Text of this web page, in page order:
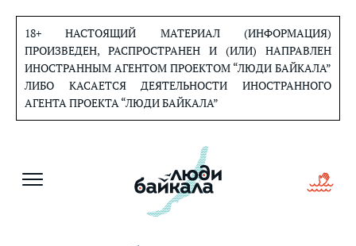
содержанию
18+ НАСТОЯЩИЙ МАТЕРИАЛ (ИНФОРМАЦИЯ)
ПРОИЗВЕДЕН, РАСПРОСТРАНЕН И (ИЛИ) НАПРАВЛЕН
ИНОСТРАННЫМ АГЕНТОМ ПРОЕКТОМ “ЛЮДИ БАЙКАЛА”
ЛИБО КАСАЕТСЯ ДЕЯТЕЛЬНОСТИ ИНОСТРАННОГО
АГЕНТА ПРОЕКТА “ЛЮДИ БАЙКАЛА”